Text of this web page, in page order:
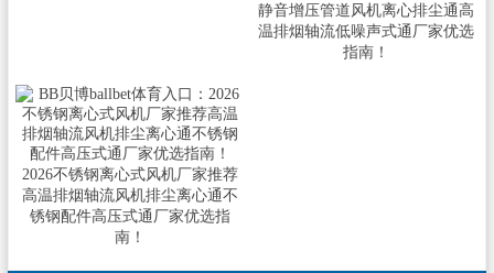
静音增压管道风机离心排尘通高
温排烟轴流低噪声式通厂家优选
指南！
2026不锈钢离心式风机厂家推荐
高温排烟轴流风机排尘离心通不
锈钢配件高压式通厂家优选指
南！